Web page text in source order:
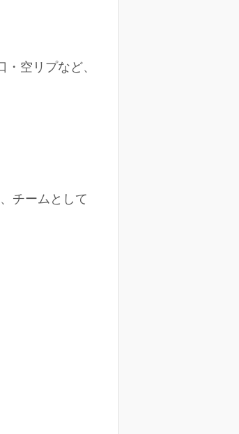
空リプなど、
チームとして